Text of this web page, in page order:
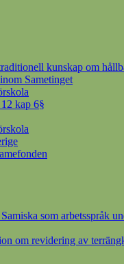
kunskap om
Sametinget
kap 6§
som arbetsspråk
om revidering av